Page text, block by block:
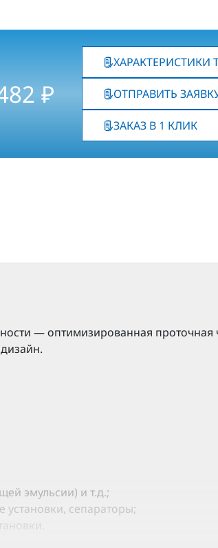
₽
ХАРАКТЕРИСТИКИ
ОТПРАВИТЬ
ЗАКАЗ В 1 КЛИК
— оптимизированная проточная
эмульсии) и т.д.;
установки, сепараторы;